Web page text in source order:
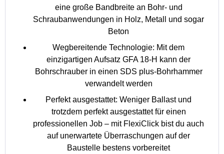
eine große Bandbreite an Bohr- und
Schraubanwendungen in Holz, Metall und sogar
Beton
Wegbereitende Technologie: Mit dem
einzigartigen Aufsatz GFA 18-H kann der
Bohrschrauber in einen SDS plus-Bohrhammer
verwandelt werden
Perfekt ausgestattet: Weniger Ballast und
trotzdem perfekt ausgestattet für einen
professionellen Job – mit FlexiClick bist du auch
auf unerwartete Überraschungen auf der
Baustelle bestens vorbereitet